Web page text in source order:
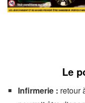
Le
Infirmerie : retour